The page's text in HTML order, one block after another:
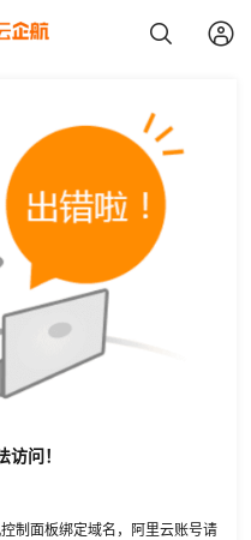
问！
制面板绑定域名，阿里云账号请